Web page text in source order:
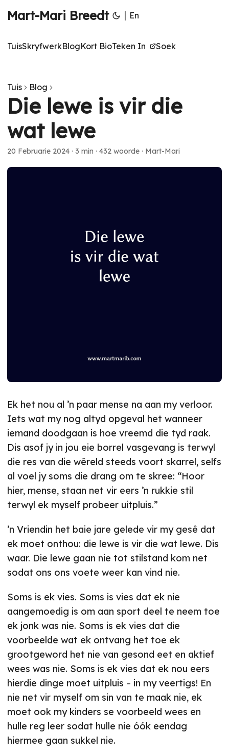
Mart-Mari Breedt | En
TuisSkryfwerkBlogKort BioTeken In Soek
Tuis Blog
Die lewe is vir die
wat lewe
20 Februarie 2024 · 3 min · 432 woorde · Mart-Mari
Ek het nou al ’n paar mense na aan my verloor.
Iets wat my nog altyd opgeval het wanneer
iemand doodgaan is hoe vreemd die tyd raak.
Dis asof jy in jou eie borrel vasgevang is terwyl
die res van die wêreld steeds voort skarrel, selfs
al voel jy soms die drang om te skree: “Hoor
hier, mense, staan net vir eers ’n rukkie stil
terwyl ek myself probeer uitpluis.”
’n Vriendin het baie jare gelede vir my gesê dat
ek moet onthou: die lewe is vir die wat lewe. Dis
waar. Die lewe gaan nie tot stilstand kom net
sodat ons ons voete weer kan vind nie.
Soms is ek vies. Soms is vies dat ek nie
aangemoedig is om aan sport deel te neem toe
ek jonk was nie. Soms is ek vies dat die
voorbeelde wat ek ontvang het toe ek
grootgeword het nie van gesond eet en aktief
wees was nie. Soms is ek vies dat ek nou eers
hierdie dinge moet uitpluis – in my veertigs! En
nie net vir myself om sin van te maak nie, ek
moet ook my kinders se voorbeeld wees en
hulle reg leer sodat hulle nie óók eendag
hiermee gaan sukkel nie.